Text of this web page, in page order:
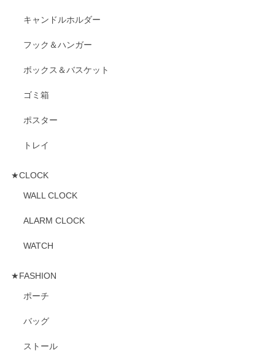
キャンドルホルダー
フック＆ハンガー
ボックス＆バスケット
ゴミ箱
ポスター
トレイ
★CLOCK
WALL CLOCK
ALARM CLOCK
WATCH
★FASHION
ポーチ
バッグ
ストール